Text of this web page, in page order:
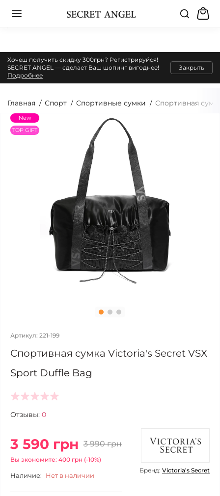
Хочеш получить скидку 300грн? Регистрируйся!
SECRET ANGEL — сделает Ваш шопинг вигоднее!
Подробнее
Закрыть
Главная Спорт Cпортивные сумки Спортивная
New
TOP GIFT
Артикул: 221-199
Спортивная сумка Victoria's Secret VSX
Sport Duffle Bag
Отзывы: 0
3 590 грн 3 990 грн
Вы экономите: 400 грн (-10%)
Наличие: Нет в наличии
Бренд: Victoria’s Secret